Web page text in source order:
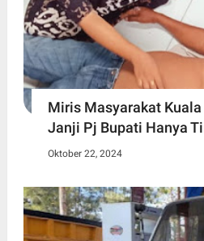
Miris Masyarakat
Janji Pj Bupati Hanya
Oktober 22, 2024